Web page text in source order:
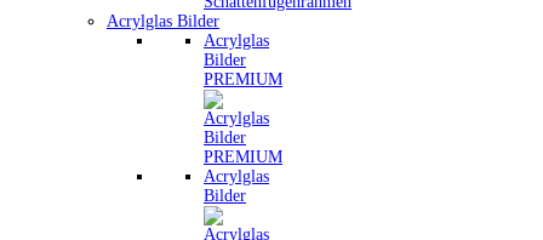
Acrylglas Bilder
Acrylglas
Bilder
PREMIUM
Acrylglas
Bilder